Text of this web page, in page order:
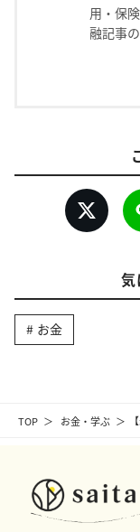
TOP お金・学ぶ
用・保
融記事
気
お金